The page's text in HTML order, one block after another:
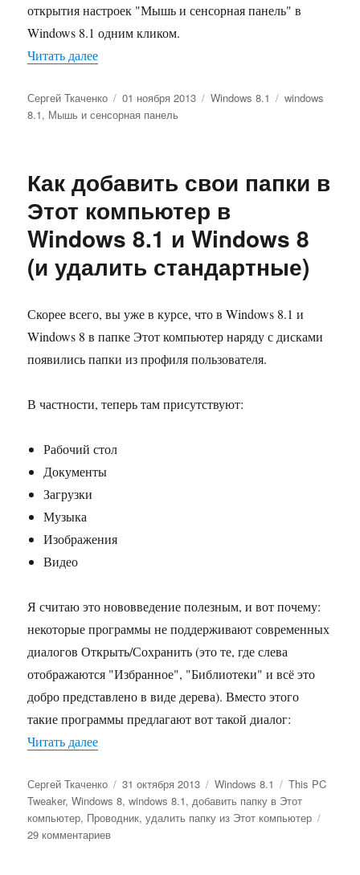
открытия настроек "Мышь и сенсорная панель" в
Windows 8.1 одним кликом.
Читать далее«Мышь и сенсорная панель в Windows 8.1 —
Автор
Сергей Ткаченко Опубликовано
01 ноября 2013 Рубрики
Windows 8.1 Метки
windows
8.1, Мышь и сенсорная панель
Как добавить свои папки в
Этот компьютер в
Windows 8.1 и Windows 8
(и удалить стандартные)
Скорее всего, вы уже в курсе, что в Windows 8.1 и
Windows 8 в папке Этот компьютер наряду с дисками
появились папки из профиля пользователя.
В частности, теперь там присутствуют:
Рабочий стол
Документы
Загрузки
Музыка
Изображения
Видео
Я считаю это нововведение полезным, и вот почему:
некоторые программы не поддерживают современных
диалогов Открыть/Сохранить (это те, где слева
отображаются "Избранное", "Библиотеки" и всё это
добро представлено в виде дерева). Вместо этого
такие программы предлагают вот такой диалог:
Читать далее«Как добавить свои папки в Этот компьютер
Автор
Сергей Ткаченко Опубликовано
31 октября 2013 Рубрики
Windows 8.1 Метки
This PC
Tweaker,Windows 8,windows 8.1,добавить папку в Этот
компьютер, Проводник,удалить папку из Этот компьютер
29 комментариевк